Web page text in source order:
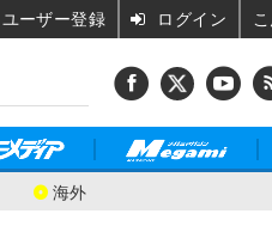
海外
ユーザー登録 ログイン